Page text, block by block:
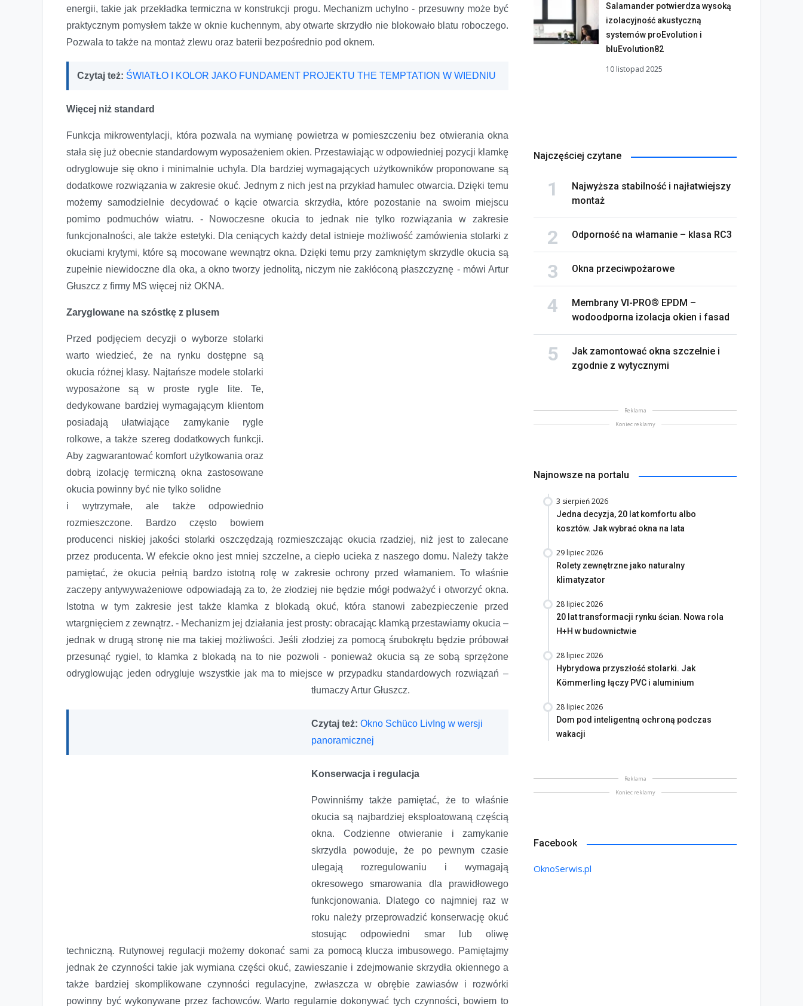
energii, takie jak przekładka termiczna w konstrukcji progu. Mechanizm uchylno - przesuwny może być
praktycznym pomysłem także w oknie kuchennym, aby otwarte skrzydło nie blokowało blatu roboczego.
Pozwala to także na montaż zlewu oraz baterii bezpośrednio pod oknem.
Czytaj też: ŚWIATŁO I KOLOR JAKO FUNDAMENT PROJEKTU THE TEMPTATION W WIEDNIU
Więcej niż standard
Funkcja mikrowentylacji, która pozwala na wymianę powietrza w pomieszczeniu bez otwierania okna
stała się już obecnie standardowym wyposażeniem okien. Przestawiając w odpowiedniej pozycji klamkę
odryglowuje się okno i minimalnie uchyla. Dla bardziej wymagających użytkowników proponowane są
dodatkowe rozwiązania w zakresie okuć. Jednym z nich jest na przykład hamulec otwarcia. Dzięki temu
możemy samodzielnie decydować o kącie otwarcia skrzydła, które pozostanie na swoim miejscu
pomimo podmuchów wiatru. - Nowoczesne okucia to jednak nie tylko rozwiązania w zakresie
funkcjonalności, ale także estetyki. Dla ceniących każdy detal istnieje możliwość zamówienia stolarki z
okuciami krytymi, które są mocowane wewnątrz okna. Dzięki temu przy zamkniętym skrzydle okucia są
zupełnie niewidoczne dla oka, a okno tworzy jednolitą, niczym nie zakłóconą płaszczyznę - mówi Artur
Głuszcz z firmy MS więcej niż OKNA.
Zaryglowane na szóstkę z plusem
Przed podjęciem decyzji o wyborze stolarki
warto wiedzieć, że na rynku dostępne są
okucia różnej klasy. Najtańsze modele stolarki
wyposażone są w proste rygle lite. Te,
dedykowane bardziej wymagającym klientom
posiadają ułatwiające zamykanie rygle
rolkowe, a także szereg dodatkowych funkcji.
Aby zagwarantować komfort użytkowania oraz
dobrą izolację termiczną okna zastosowane
okucia powinny być nie tylko solidne
i wytrzymałe, ale także odpowiednio
rozmieszczone. Bardzo często bowiem
producenci niskiej jakości stolarki oszczędzają rozmieszczając okucia rzadziej, niż jest to zalecane
przez producenta. W efekcie okno jest mniej szczelne, a ciepło ucieka z naszego domu. Należy także
pamiętać, że okucia pełnią bardzo istotną rolę w zakresie ochrony przed włamaniem. To właśnie
zaczepy antywyważeniowe odpowiadają za to, że złodziej nie będzie mógł podważyć i otworzyć okna.
Istotna w tym zakresie jest także klamka z blokadą okuć, która stanowi zabezpieczenie przed
wtargnięciem z zewnątrz. - Mechanizm jej działania jest prosty: obracając klamką przestawiamy okucia –
jednak w drugą stronę nie ma takiej możliwości. Jeśli złodziej za pomocą śrubokrętu będzie próbował
przesunąć rygiel, to klamka z blokadą na to nie pozwoli - ponieważ okucia są ze sobą sprzężone
odryglowując jeden odrygluje wszystkie jak ma to miejsce w przypadku standardowych rozwiązań –
tłumaczy Artur Głuszcz.
Czytaj też: Okno Schüco LivIng w wersji
panoramicznej
Konserwacja i regulacja
Powinniśmy także pamiętać, że to właśnie
okucia są najbardziej eksploatowaną częścią
okna. Codzienne otwieranie i zamykanie
skrzydła powoduje, że po pewnym czasie
ulegają rozregulowaniu i wymagają
okresowego smarowania dla prawidłowego
funkcjonowania. Dlatego co najmniej raz w
roku należy przeprowadzić konserwację okuć
stosując odpowiedni smar lub oliwę
techniczną. Rutynowej regulacji możemy dokonać sami za pomocą klucza imbusowego. Pamiętajmy
jednak że czynności takie jak wymiana części okuć, zawieszanie i zdejmowanie skrzydła okiennego a
także bardziej skomplikowane czynności regulacyjne, zwłaszcza w obrębie zawiasów i rozwórki
powinny być wykonywane przez fachowców. Warto regularnie dokonywać tych czynności, bowiem to
Salamander potwierdza wysoką
izolacyjność akustyczną
systemów proEvolution i
bluEvolution82
10 listopad 2025
Najczęściej czytane
Najwyższa stabilność i najłatwiejszy
montaż
Odporność na włamanie – klasa RC3
Okna przeciwpożarowe
Membrany VI-PRO® EPDM –
wodoodporna izolacja okien i fasad
Jak zamontować okna szczelnie i
zgodnie z wytycznymi
Reklama
Koniec reklamy
Najnowsze na portalu
3 sierpień 2026
Jedna decyzja, 20 lat komfortu albo
kosztów. Jak wybrać okna na lata
29 lipiec 2026
Rolety zewnętrzne jako naturalny
klimatyzator
28 lipiec 2026
20 lat transformacji rynku ścian. Nowa rola
H+H w budownictwie
28 lipiec 2026
Hybrydowa przyszłość stolarki. Jak
Kömmerling łączy PVC i aluminium
28 lipiec 2026
Dom pod inteligentną ochroną podczas
wakacji
Reklama
Koniec reklamy
Facebook
OknoSerwis.pl